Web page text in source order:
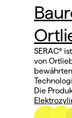
SERAC®
von